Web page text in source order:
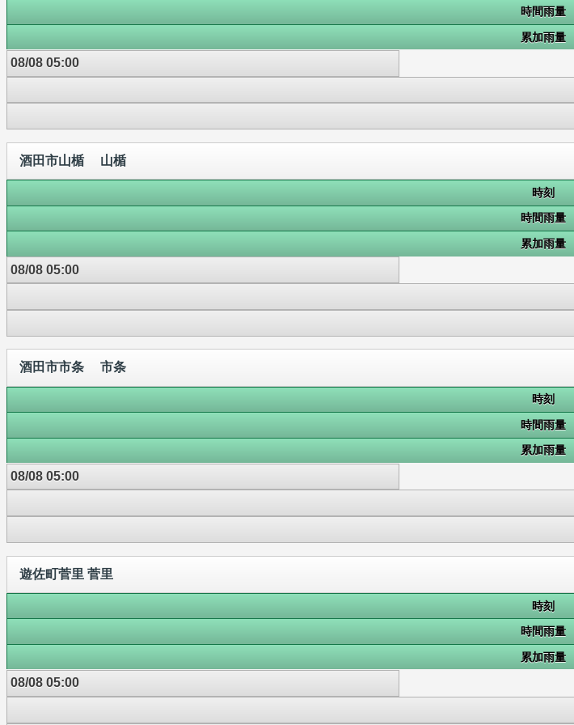
時間雨量
累加雨量
08/08 05:00
酒田市山楯 山楯
時刻
時間雨量
累加雨量
08/08 05:00
酒田市市条 市条
時刻
時間雨量
累加雨量
08/08 05:00
遊佐町菅里 菅里
時刻
時間雨量
累加雨量
08/08 05:00